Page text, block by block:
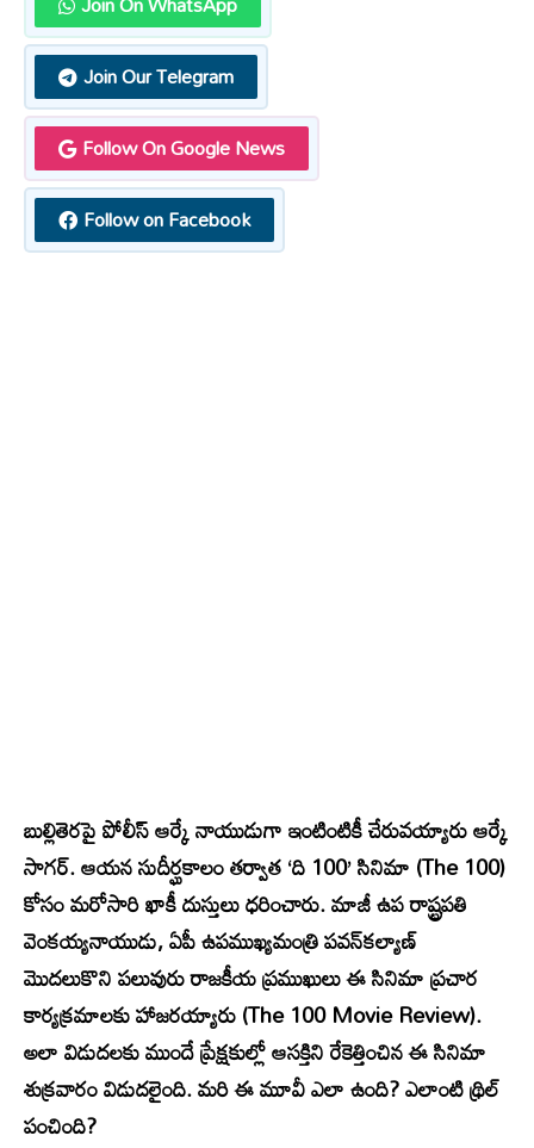
Join Our Telegram
Follow On Google News
Follow on Facebook
బుల్లితెరపై పోలీస్ ఆర్కే నాయుడుగా ఇంటింటికీ చేరువయ్యారు ఆర్కే
సాగర్‌. ఆయన సుదీర్ఘకాలం తర్వాత ‘ది 100’ సినిమా (The 100)
కోసం మరోసారి ఖాకీ దుస్తులు ధరించారు. మాజీ ఉప రాష్ట్రపతి
వెంకయ్యనాయుడు, ఏపీ ఉపముఖ్యమంత్రి పవన్‌కల్యాణ్‌
మొదలుకొని పలువురు రాజకీయ ప్రముఖులు ఈ సినిమా ప్రచార
కార్యక్రమాలకు హాజరయ్యారు (The 100 Movie Review).
అలా విడుదలకు ముందే ప్రేక్షకుల్లో ఆసక్తిని రేకెత్తించిన ఈ సినిమా
శుక్రవారం విడుదలైంది. మరి ఈ మూవీ ఎలా ఉంది? ఎలాంటి థ్రిల్‌
పంచింది?